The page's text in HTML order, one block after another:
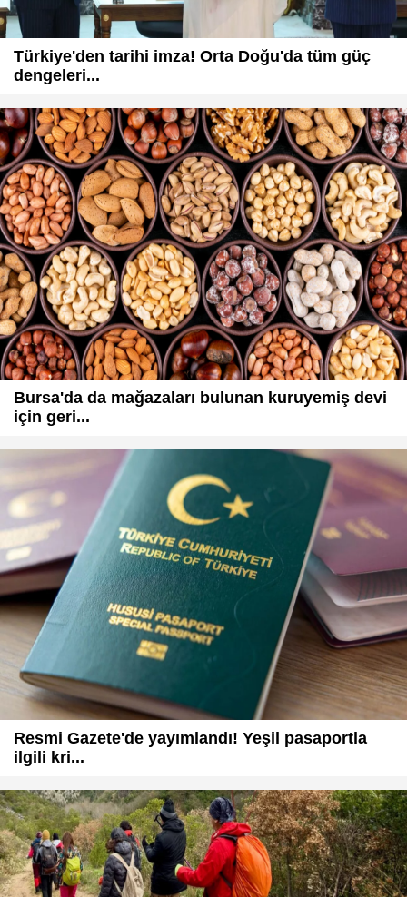
Türkiye'den tarihi imza! Orta Doğu'da tüm güç
dengeleri...
Bursa'da da mağazaları bulunan kuruyemiş devi
için geri...
Resmi Gazete'de yayımlandı! Yeşil pasaportla
ilgili kri...